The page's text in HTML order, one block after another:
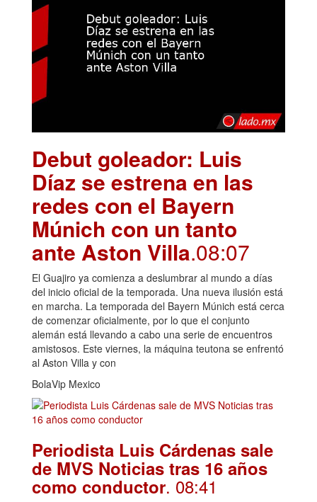
Debut goleador: Luis
Díaz se estrena en las
redes con el Bayern
Múnich con un tanto
ante Aston Villa.08:07
El Guajiro ya comienza a deslumbrar al mundo a días
del inicio oficial de la temporada. Una nueva ilusión está
en marcha. La temporada del Bayern Múnich está cerca
de comenzar oficialmente, por lo que el conjunto
alemán está llevando a cabo una serie de encuentros
amistosos. Este viernes, la máquina teutona se enfrentó
al Aston Villa y con
BolaVip Mexico
Periodista Luis Cárdenas sale
de MVS Noticias tras 16 años
como conductor. 08:41